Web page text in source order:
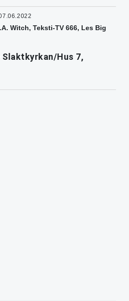
Witch, Teksti-TV 666, Les Big
Slaktkyrkan/Hus 7,